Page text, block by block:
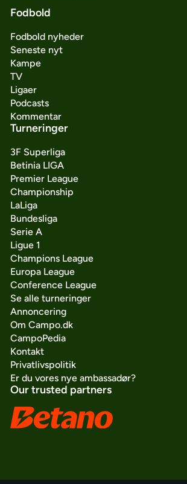
Fodbold
Fodbold nyheder
Seneste nyt
Kampe
TV
Ligaer
Podcasts
Kommentar
Turneringer
3F Superliga
Betinia LIGA
Premier League
Championship
LaLiga
Bundesliga
Serie A
Ligue 1
Champions League
Europa League
Conference League
Se alle turneringer
Annoncering
Om Campo.dk
CampoPedia
Kontakt
Privatlivspolitik
Er du vores nye ambassadør?
Our trusted partners